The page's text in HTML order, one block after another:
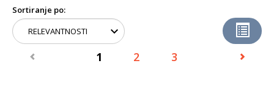
Sortiranje po:
1 2 3